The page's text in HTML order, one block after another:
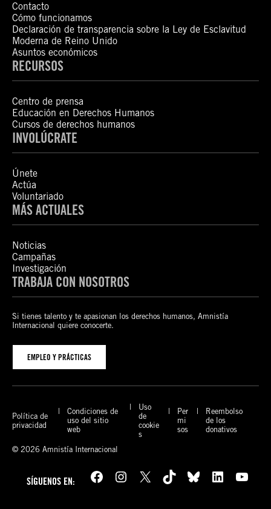
Contacto
Cómo funcionamos
Declaración de transparencia sobre la Ley de Esclavitud
Moderna de Reino Unido
Asuntos económicos
RECURSOS
Centro de prensa
Educación en Derechos Humanos
Cursos de derechos humanos
INVOLÚCRATE
Únete
Actúa
Voluntariado
MÁS ACTUALES
Noticias
Campañas
Investigación
TRABAJA CON NOSOTROS
Si tienes talento y te apasionan los derechos humanos, Amnistía
Internacional quiere conocerte.
EMPLEO Y PRÁCTICAS
Política de
privacidad
Condiciones de
uso del sitio
web
Uso
de
cookie
s
Per
mi
sos
Reembolso
de los
donativos
© 2026 Amnistía Internacional
SÍGUENOS EN: Facebook Instagram X TikTok Bluesky LinkedIn YouTube